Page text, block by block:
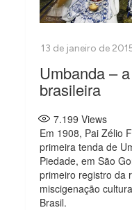
Umbanda –
brasileira
7.199 Views
Em 1908, Pai Zélio
primeira tenda de
Piedade, em São
primeiro registro da
miscigenação
Brasil.